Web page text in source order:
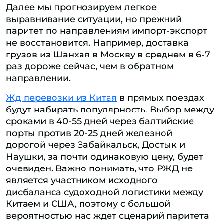
Далее мы прогнозируем легкое
выравнивание ситуации, но прежний
паритет по направлениям импорт-экспорт
не восстановится. Например, доставка
грузов из Шанхая в Москву в среднем в 6-7
раз дороже сейчас, чем в обратном
направлении.
Жд перевозки из Китая в прямых поездах
будут набирать популярность. Выбор между
сроками в 40-55 дней через балтийские
порты против 20-25 дней железной
дорогой через Забайкальск, Достык и
Наушки, за почти одинаковую цену, будет
очевиден. Важно понимать, что РЖД не
является участником исходного
дисбаланса судоходной логистики между
Китаем и США, поэтому с большой
вероятностью нас ждет сценарий паритета